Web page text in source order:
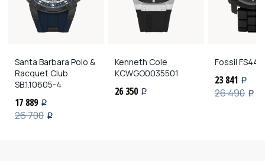
Santa Barbara Polo &
Racquet Club
SB.1.10605-4
17 889 i
26 700 i
Kenneth Cole
KCWGO0035501
26 350 i
Fossil
23 841 i
26 490 i